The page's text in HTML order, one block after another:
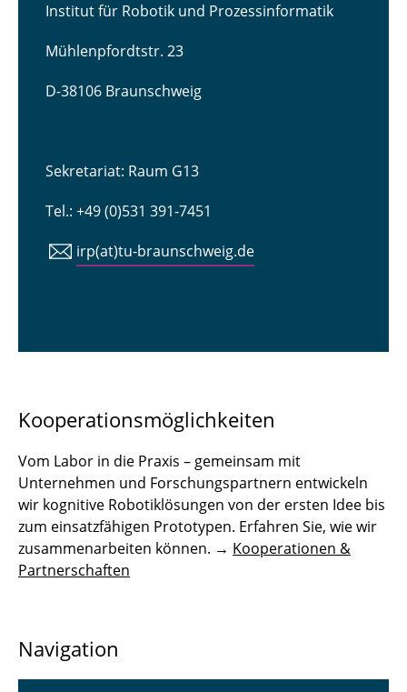
Institut für Robotik und Prozessinformatik
Mühlenpfordtstr. 23
D-38106 Braunschweig
Sekretariat: Raum G13
Tel.: +49 (0)531 391-7451
irp(at)tu-braunschweig.de
Kooperationsmöglichkeiten
Vom Labor in die Praxis – gemeinsam mit
Unternehmen und Forschungspartnern entwickeln
wir kognitive Robotiklösungen von der ersten Idee bis
zum einsatzfähigen Prototypen. Erfahren Sie, wie wir
zusammenarbeiten können. → Kooperationen &
Partnerschaften
Navigation